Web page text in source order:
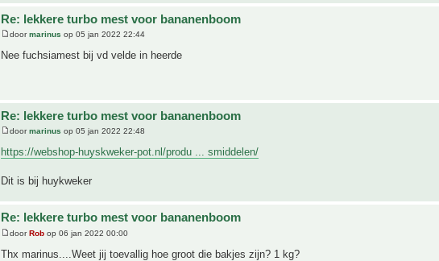
Re: lekkere turbo mest voor bananenboom
doormarinus op 05 jan 2022 22:44
Nee fuchsiamest bij vd velde in heerde
Re: lekkere turbo mest voor bananenboom
doormarinus op 05 jan 2022 22:48
https://webshop-huyskweker-pot.nl/produ ... smiddelen/
Dit is bij huykweker
Re: lekkere turbo mest voor bananenboom
doorRob op 06 jan 2022 00:00
Thx marinus....Weet jij toevallig hoe groot die bakjes zijn? 1 kg?